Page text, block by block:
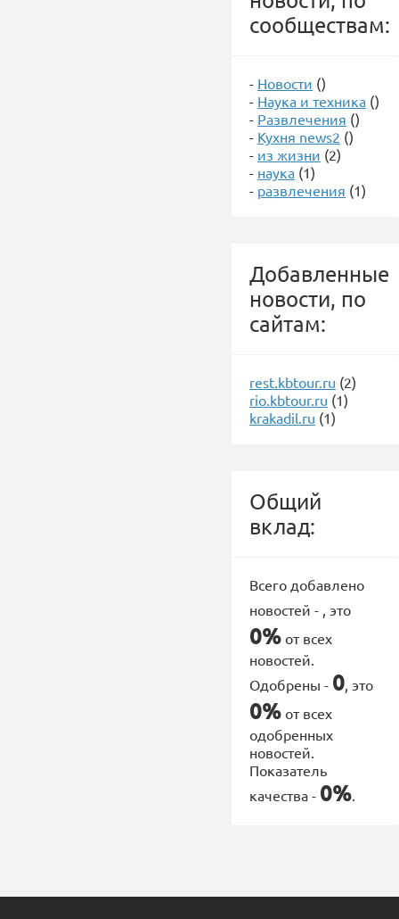
сообществам:
- Новости ()
- Наука и техника ()
- Развлечения ()
- Кухня news2 ()
- из жизни (2)
- наука (1)
- развлечения (1)
Добавленные
новости, по
сайтам:
rest.kbtour.ru (2)
rio.kbtour.ru (1)
krakadil.ru (1)
Общий
вклад:
Всего добавлено
новостей - , это
0% от всех
новостей.
Одобрены - 0, это
0% от всех
одобренных
новостей.
Показатель
качества - 0%.